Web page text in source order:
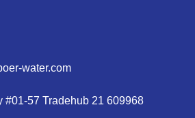
water.com
#01-57 Tradehub 21 609968